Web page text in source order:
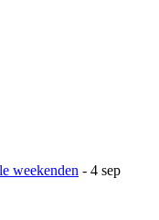
weekenden - 4 sep